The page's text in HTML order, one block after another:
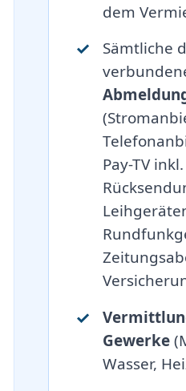
dem
Sämtliche
Pay-TV inkl.
Gewerke
Wasser,